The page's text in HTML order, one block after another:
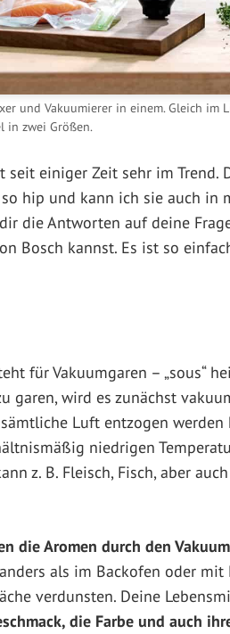
und Vakuumierer in einem. Gleich im
in zwei Größen.
seit einiger Zeit sehr im
hip und kann ich sie auch in
die Antworten auf deine
Bosch kannst. Es ist so
für Vakuumgaren – „sous“
garen, wird es zunächst
Luft entzogen
niedrigen
z. B. Fleisch, Fisch, aber
die Aromen durch den
als im Backofen oder
verdunsten. Deine
die Farbe und auch